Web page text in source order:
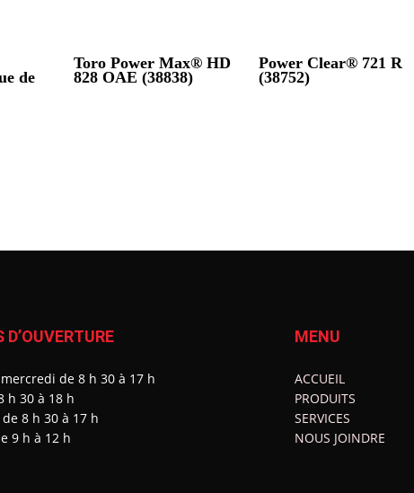
de
Toro Power Max® HD
828 OAE (38838)
Power Clear® 721 R
(38752)
D’OUVERTURE
de 8 h 30 à 17 h
h 30 à 18 h
8 h 30 à 17 h
9 h à 12 h
MENU
ACCUEIL
PRODUITS
SERVICES
NOUS JOINDRE